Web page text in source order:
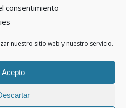
consentimiento
nuestro sitio web y nuestro servicio.
Acepto
Hídrica en una planta de